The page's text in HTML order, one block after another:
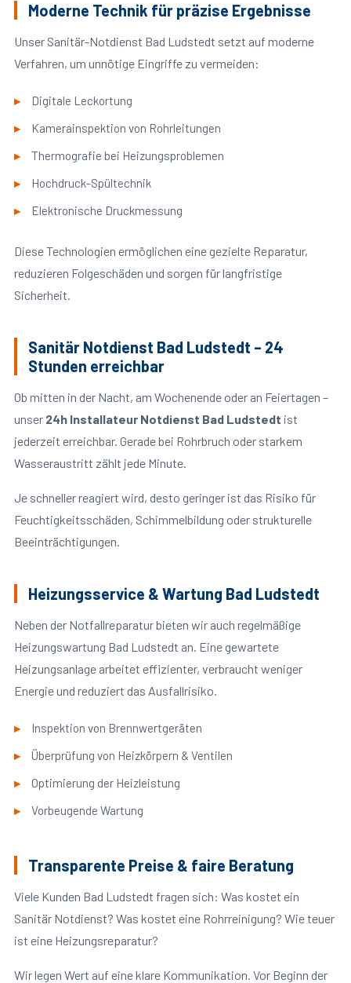
Moderne Technik für präzise Ergebnisse
Unser Sanitär-Notdienst Bad Ludstedt setzt auf moderne
Verfahren, um unnötige Eingriffe zu vermeiden:
Digitale Leckortung
Kamerainspektion von Rohrleitungen
Thermografie bei Heizungsproblemen
Hochdruck-Spültechnik
Elektronische Druckmessung
Diese Technologien ermöglichen eine gezielte Reparatur,
reduzieren Folgeschäden und sorgen für langfristige
Sicherheit.
Sanitär Notdienst Bad Ludstedt – 24
Stunden erreichbar
Ob mitten in der Nacht, am Wochenende oder an Feiertagen –
unser 24h Installateur Notdienst Bad Ludstedt ist
jederzeit erreichbar. Gerade bei Rohrbruch oder starkem
Wasseraustritt zählt jede Minute.
Je schneller reagiert wird, desto geringer ist das Risiko für
Feuchtigkeitsschäden, Schimmelbildung oder strukturelle
Beeinträchtigungen.
Heizungsservice & Wartung Bad Ludstedt
Neben der Notfallreparatur bieten wir auch regelmäßige
Heizungswartung Bad Ludstedt an. Eine gewartete
Heizungsanlage arbeitet effizienter, verbraucht weniger
Energie und reduziert das Ausfallrisiko.
Inspektion von Brennwertgeräten
Überprüfung von Heizkörpern & Ventilen
Optimierung der Heizleistung
Vorbeugende Wartung
Transparente Preise & faire Beratung
Viele Kunden Bad Ludstedt fragen sich: Was kostet ein
Sanitär Notdienst? Was kostet eine Rohrreinigung? Wie teuer
ist eine Heizungsreparatur?
Wir legen Wert auf eine klare Kommunikation. Vor Beginn der